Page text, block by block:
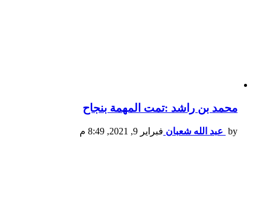
محمد بن راشد :تمت المهمة بنجاح
by عبد الله شعبان فبراير 9, 2021, 8:49 م